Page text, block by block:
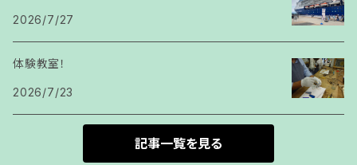
2026/7/27
体験教室！
2026/7/23
記事一覧を見る